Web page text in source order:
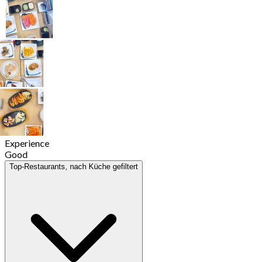
Experience
Good
Top-Restaurants, nach Küche gefiltert